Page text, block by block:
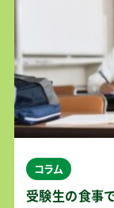
コラム
受験生の食事